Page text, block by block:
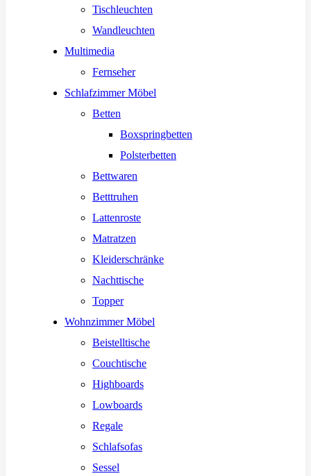
Tischleuchten
Wandleuchten
Multimedia
Fernseher
Schlafzimmer Möbel
Betten
Boxspringbetten
Polsterbetten
Bettwaren
Betttruhen
Lattenroste
Matratzen
Kleiderschränke
Nachttische
Topper
Wohnzimmer Möbel
Beistelltische
Couchtische
Highboards
Lowboards
Regale
Schlafsofas
Sessel